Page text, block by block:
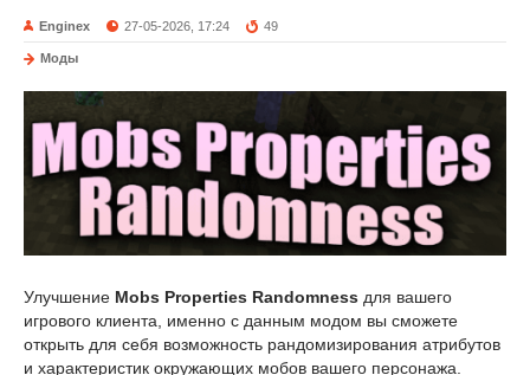
Enginex 27-05-2026, 17:24 49
Моды
Улучшение Mobs Properties Randomness для вашего
игрового клиента, именно с данным модом вы сможете
открыть для себя возможность рандомизирования атрибутов
и характеристик окружающих мобов вашего персонажа.